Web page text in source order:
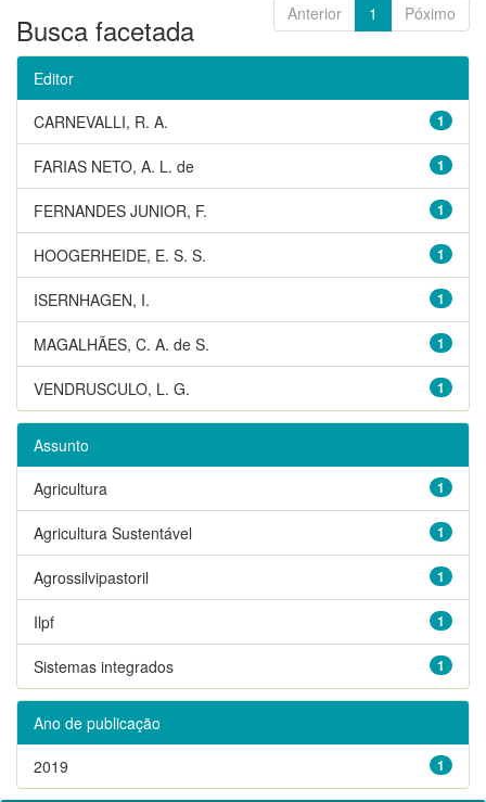
Anterior 1 Póximo
Busca facetada
Editor
1
CARNEVALLI, R. A.
1
FARIAS NETO, A. L. de
1
FERNANDES JUNIOR, F.
1
HOOGERHEIDE, E. S. S.
1
ISERNHAGEN, I.
1
MAGALHÃES, C. A. de S.
1
VENDRUSCULO, L. G.
Assunto
1
Agricultura
1
Agricultura Sustentável
1
Agrossilvipastoril
1
Ilpf
1
Sistemas integrados
Ano de publicação
1
2019